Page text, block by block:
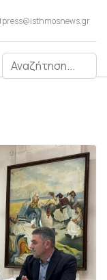
press@isthmosnews.gr
Αναζήτηση